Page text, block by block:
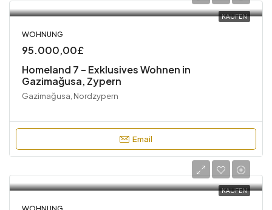
KAUFEN
WOHNUNG
95.000,00£
Homeland 7 – Exklusives Wohnen in
Gazimağusa, Zypern
Gazimağusa, Nordzypern
Email
KAUFEN